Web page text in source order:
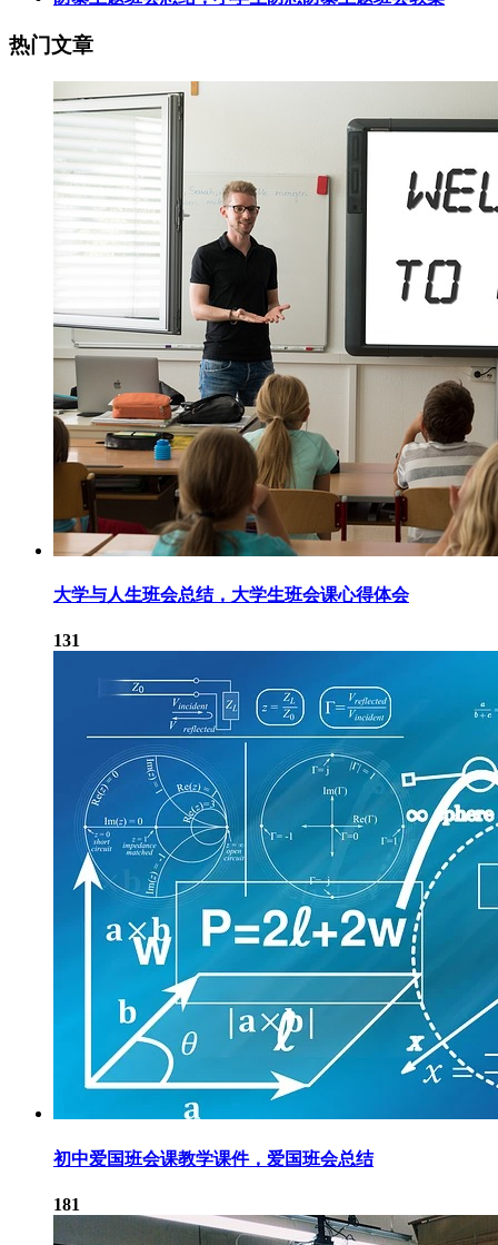
热门文章
大学与人生班会总结，大学生班会课心得体会
131
初中爱国班会课教学课件，爱国班会总结
181